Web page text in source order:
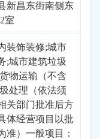
新昌东街南侧东
室
装饰装修;城市
;城市建筑垃圾
物运输（不含
处理（依法须
关部门批准后方
体经营项目以批
准）一般项目：